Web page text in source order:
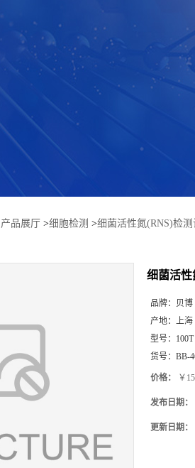
产品展厅 >细胞检测 >细菌活性氮(RNS)检
细菌活性
品牌： 贝博
产地： 上海
型号： 100T
货号： BB-
价格： ￥
发布日期：
更新日期：